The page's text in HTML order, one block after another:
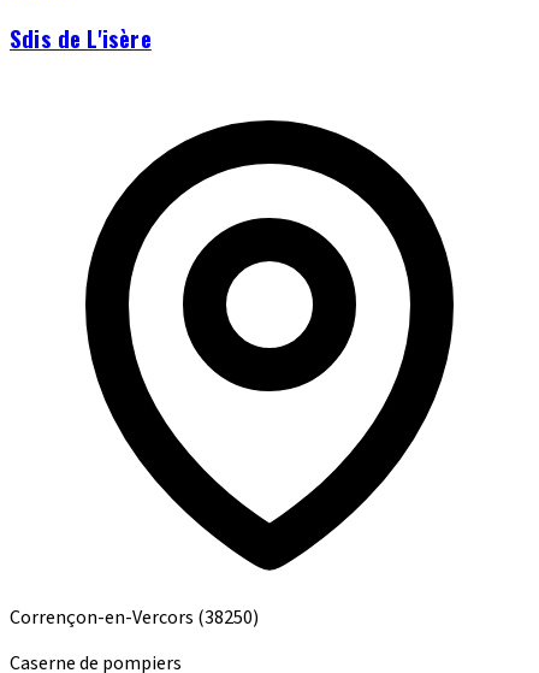
Sdis de L'isère
Corrençon-en-Vercors (38250)
Caserne de pompiers